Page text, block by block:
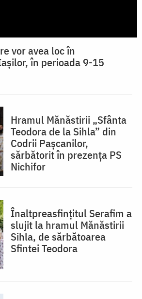
vor avea loc în
în perioada 9-15
Hramul Mănăstirii „Sfânta
Teodora de la Sihla” din
Codrii Pașcanilor,
sărbătorit în prezența PS
Nichifor
Înaltpreasfințitul Serafim a
slujit la hramul Mănăstirii
Sihla, de sărbătoarea
Sfintei Teodora